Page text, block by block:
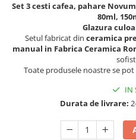
Set 3 cesti cafea, pahare
80ml,
Glazura
Setul fabricat din ceramica
manual in Fabrica Ceramica
Toate produsele noastre se pot
IN
Durata de livrare: